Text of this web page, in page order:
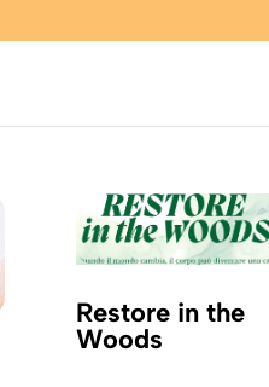
Restore in the
Woods